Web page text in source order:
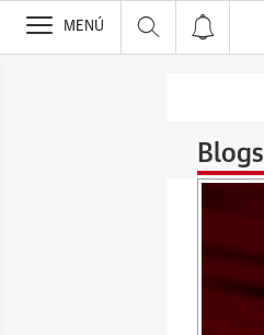
>
MENÚ
Blogs